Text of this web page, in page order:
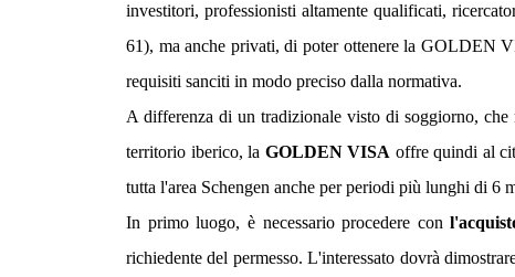
investitori, professionisti altamente qualificati,
61), ma anche privati, di poter ottenere la GOLDEN
requisiti sanciti in modo preciso dalla normativa.
A differenza di un tradizionale visto di soggiorno,
territorio iberico, la GOLDEN VISA offre quindi al
tutta l'area Schengen anche per periodi più lunghi di 6
In primo luogo, è necessario procedere con
richiedente del permesso. L'interessato dovrà